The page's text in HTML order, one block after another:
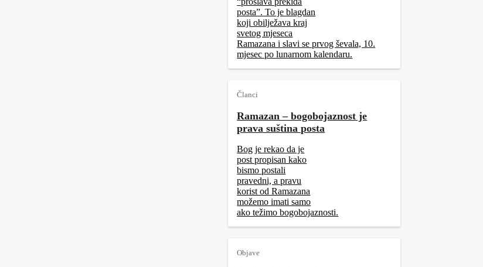
posta”. To je blagdan
koji obilježava kraj
svetog mjeseca
Ramazana i slavi se prvog ševala, 10.
mjesec po lunarnom kalendaru.
Članci
Ramazan – bogobojaznost je
prava suština posta
Bog je rekao da je
post propisan kako
bismo postali
pravedni, a pravu
korist od Ramazana
možemo imati samo
ako težimo bogobojaznosti.
Objave